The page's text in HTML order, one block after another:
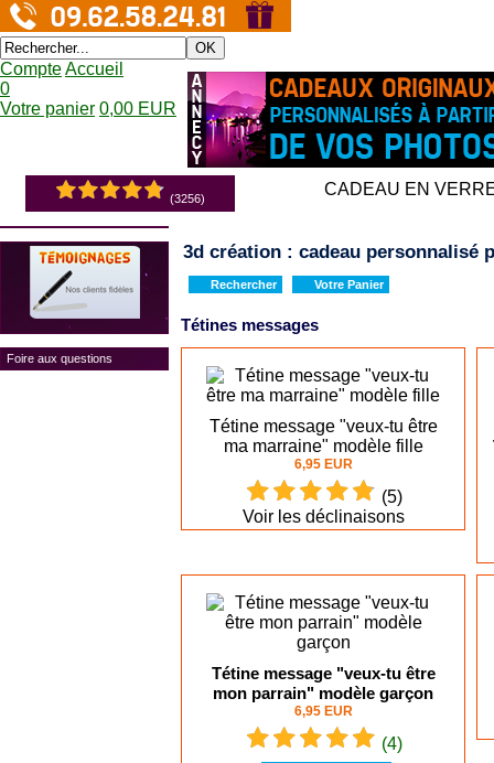
OK
CompteAccueil
0
Votre panier 0,00 EUR
(3256) CADEAU EN
Foire aux questions
3d création : cadeau personnalisé
Rechercher Votre Panier
Tétines messages
Tétine message "veux-tu être
ma marraine" modèle fille
6,95 EUR
(5)
Voir les déclinaisons
Tétine message "veux-tu être
mon parrain" modèle garçon
6,95 EUR
(4)